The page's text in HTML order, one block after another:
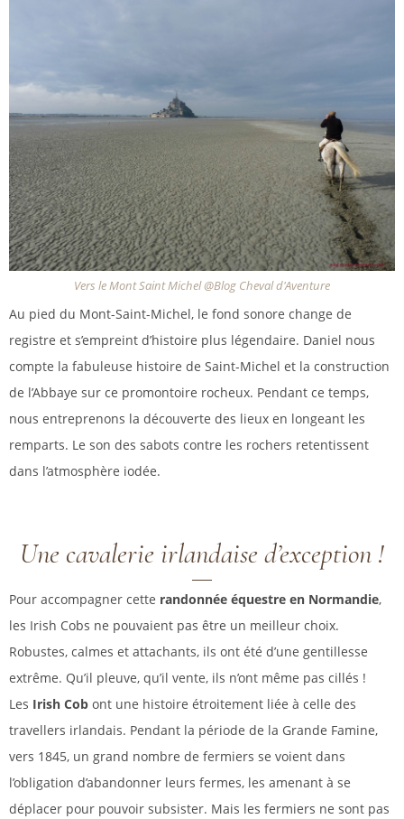
Vers le Mont Saint Michel @Blog Cheval d'Aventure
Au pied du Mont-Saint-Michel, le fond sonore change de
registre et s’empreint d’histoire plus légendaire. Daniel nous
compte la fabuleuse histoire de Saint-Michel et la construction
de l’Abbaye sur ce promontoire rocheux. Pendant ce temps,
nous entreprenons la découverte des lieux en longeant les
remparts. Le son des sabots contre les rochers retentissent
dans l’atmosphère iodée.
Une cavalerie irlandaise d’exception !
Pour accompagner cette randonnée équestre en Normandie,
les Irish Cobs ne pouvaient pas être un meilleur choix.
Robustes, calmes et attachants, ils ont été d’une gentillesse
extrême. Qu’il pleuve, qu’il vente, ils n’ont même pas cillés !
Les Irish Cob ont une histoire étroitement liée à celle des
travellers irlandais. Pendant la période de la Grande Famine,
vers 1845, un grand nombre de fermiers se voient dans
l’obligation d’abandonner leurs fermes, les amenant à se
déplacer pour pouvoir subsister. Mais les fermiers ne sont pas